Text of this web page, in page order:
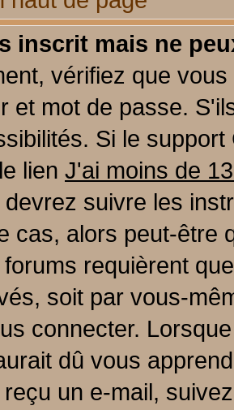
inscrit mais ne
vérifiez que
et mot de passe.
Si le
lien J'ai moins de
suivre les
cas, alors peut-être
requièrent
soit par vous-
connecter.
dû vous
un e-mail,